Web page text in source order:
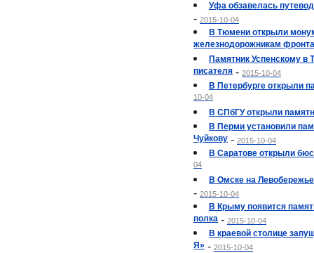
Уфа обзавелась
- 2015-10-04
В Тюмени открыли
железнодорожникам
Памятник Успенскому в
писателя - 2015-10-04
В Петербурге открыли
10-04
В СПбГУ открыли
В Перми установили
Чуйкову - 2015-10-04
В Саратове открыли
04
В Омске на
- 2015-10-04
В Крыму появится
полка - 2015-10-04
В краевой столице
Я» - 2015-10-04